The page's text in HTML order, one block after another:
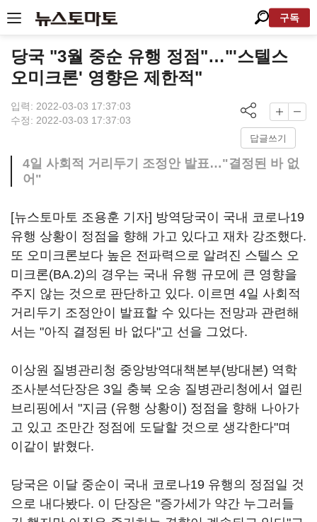
구독
당국 "3월 중순 유행 정점"…"'스텔스
오미크론' 영향은 제한적"
입력: 2022-03-03 17:37:03
수정: 2022-03-03 17:37:03
답글쓰기
4일 사회적 거리두기 조정안 발표…"결정된 바 없
어"
[뉴스토마토 조용훈 기자] 방역당국이 국내 코로나19
유행 상황이 정점을 향해 가고 있다고 재차 강조했다.
또 오미크론보다 높은 전파력으로 알려진 스텔스 오
미크론(BA.2)의 경우는 국내 유행 규모에 큰 영향을
주지 않는 것으로 판단하고 있다. 이르면 4일 사회적
거리두기 조정안이 발표할 수 있다는 전망과 관련해
서는 "아직 결정된 바 없다"고 선을 그었다.
이상원 질병관리청 중앙방역대책본부(방대본) 역학
조사분석단장은 3일 충북 오송 질병관리청에서 열린
브리핑에서 "지금 (유행 상황이) 정점을 향해 나아가
고 있고 조만간 정점에 도달할 것으로 생각한다"며
이같이 밝혔다.
당국은 이달 중순이 국내 코로나19 유행의 정점일 것
으로 내다봤다. 이 단장은 "증가세가 약간 누그러들